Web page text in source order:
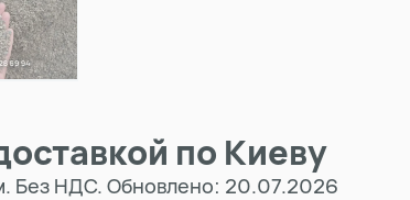
по Киеву
Без НДС. Обновлено: 20.07.2026